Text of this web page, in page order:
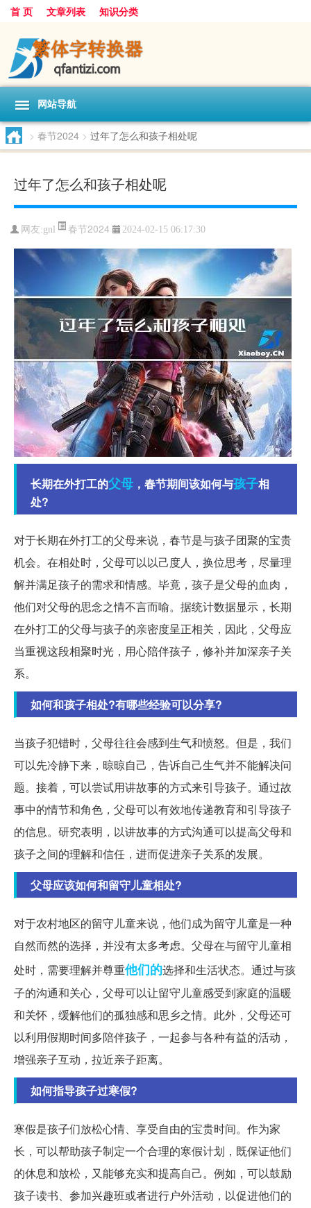
首 页 文章列表 知识分类
网站导航
> 春节2024 > 过年了怎么和孩子相处呢
过年了怎么和孩子相处呢
网友:gnl 春节2024 2024-02-15 06:17:30
长期在外打工的父母 ，春节期间该如何与孩子相
处?
对于长期在外打工的父母来说，春节是与孩子团聚的宝贵
机会。在相处时，父母可以以己度人，换位思考，尽量理
解并满足孩子的需求和情感。毕竟，孩子是父母的血肉，
他们对父母的思念之情不言而喻。据统计数据显示，长期
在外打工的父母与孩子的亲密度呈正相关，因此，父母应
当重视这段相聚时光，用心陪伴孩子，修补并加深亲子关
系。
如何和孩子相处?有哪些经验可以分享?
当孩子犯错时，父母往往会感到生气和愤怒。但是，我们
可以先冷静下来，晾晾自己，告诉自己生气并不能解决问
题。接着，可以尝试用讲故事的方式来引导孩子。通过故
事中的情节和角色，父母可以有效地传递教育和引导孩子
的信息。研究表明，以讲故事的方式沟通可以提高父母和
孩子之间的理解和信任，进而促进亲子关系的发展。
父母应该如何和留守儿童相处?
对于农村地区的留守儿童来说，他们成为留守儿童是一种
自然而然的选择，并没有太多考虑。父母在与留守儿童相
处时，需要理解并尊重他们的选择和生活状态。通过与孩
子的沟通和关心，父母可以让留守儿童感受到家庭的温暖
和关怀，缓解他们的孤独感和思乡之情。此外，父母还可
以利用假期时间多陪伴孩子，一起参与各种有益的活动，
增强亲子互动，拉近亲子距离。
如何指导孩子过寒假?
寒假是孩子们放松心情、享受自由的宝贵时间。作为家
长，可以帮助孩子制定一个合理的寒假计划，既保证他们
的休息和放松，又能够充实和提高自己。例如，可以鼓励
孩子读书、参加兴趣班或者进行户外活动，以促进他们的